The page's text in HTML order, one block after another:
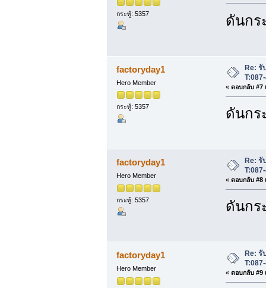
กระทู้: 5357 ดันก
factoryday1
Hero Member
กระทู้: 5357
Re:
« ตอบกลับ #7
ดันก
factoryday1
Hero Member
กระทู้: 5357
Re:
« ตอบกลับ #8
ดันก
factoryday1
Hero Member
Re:
« ตอบกลับ #9